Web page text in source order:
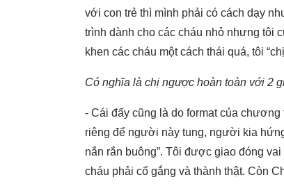
với con trẻ thì mình phải có cách dạy
trình dành cho các cháu nhỏ nhưng tôi
khen các cháu một cách thái quá, tôi
Có nghĩa là chị ngược hoàn toàn với 2
- Cái đấy cũng là do format của
riêng để người này tung, người kia
nắn rắn buông”. Tôi được giao đóng
cháu phải cố gắng và thành thật. Còn